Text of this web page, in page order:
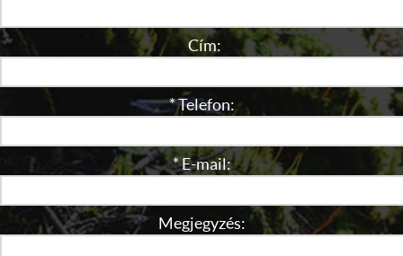
Cím:
* Telefon:
* E-mail:
Megjegyzés: